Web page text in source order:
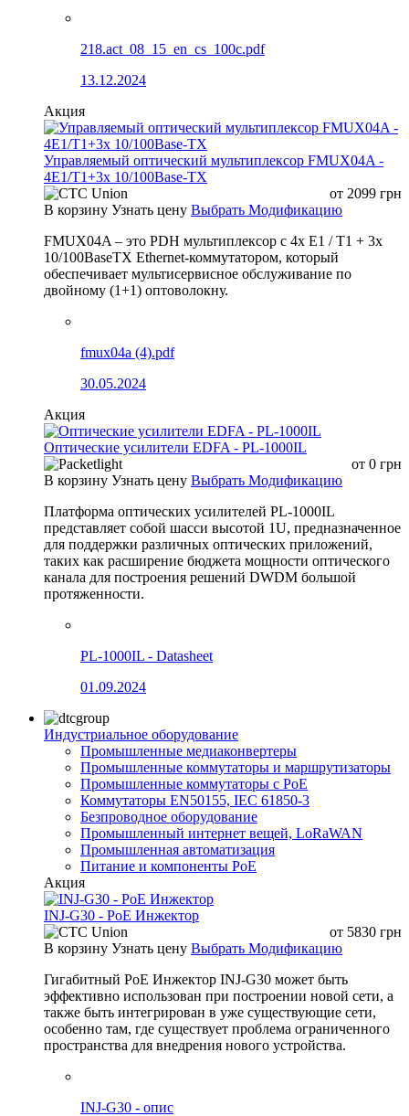
218.act_08_15_en_cs_100c.pdf
13.12.2024
Акция
Управляемый оптический мультиплексор FMUX04A -
4E1/T1+3x 10/100Base-TX
от 2099 грн
В корзину Узнать цену Выбрать Модификацию
FMUX04A – это PDH мультиплексор с 4x E1 / T1 + 3x
10/100BaseTX Ethernet-коммутатором, который
обеспечивает мультисервисное обслуживание по
двойному (1+1) оптоволокну.
fmux04a (4).pdf
30.05.2024
Акция
Оптические усилители EDFA - PL-1000IL
от 0 грн
В корзину Узнать цену Выбрать Модификацию
Платформа оптических усилителей PL-1000IL
представляет собой шасси высотой 1U, предназначенное
для поддержки различных оптических приложений,
таких как расширение бюджета мощности оптического
канала для построения решений DWDM большой
протяженности.
PL-1000IL - Datasheet
01.09.2024
Индустриальное оборудование
Промышленные медиаконвертеры
Промышленные коммутаторы и маршрутизаторы
Промышленные коммутаторы с PoE
Коммутаторы EN50155, IEC 61850-3
Безпроводное оборудование
Промышленный интернет вещей, LoRaWAN
Промышленная автоматизация
Питание и компоненты PoE
Акция
INJ-G30 - PoE Инжектор
от 5830 грн
В корзину Узнать цену Выбрать Модификацию
Гигабитный PoE Инжектор INJ-G30 может быть
эффективно использован при построении новой сети, а
также быть интегрирован в уже существующие сети,
особенно там, где существует проблема ограниченного
пространства для внедрения нового устройства.
INJ-G30 - опис